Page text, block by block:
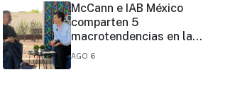
McCann e IAB México
comparten 5
macrotendencias en la
industria del marketing y la
AGO 6